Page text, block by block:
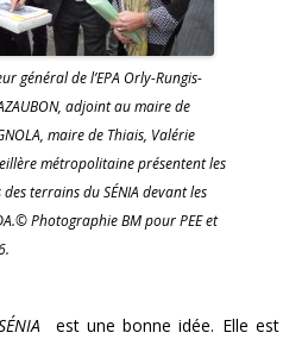
général de l’EPA Orly-Rungis-
adjoint au maire de
maire de Thiais, Valérie
métropolitaine présentent les
terrains du SÉNIA devant les
Photographie BM pour PEE et
est une bonne idée. Elle est